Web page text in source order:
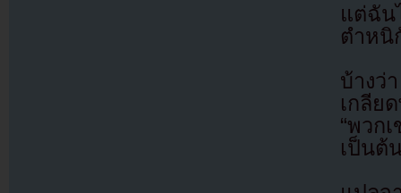
แต่ฉัน
ตำหนิ
บ้างว่
เกลีย
“พวก
เป็นต้